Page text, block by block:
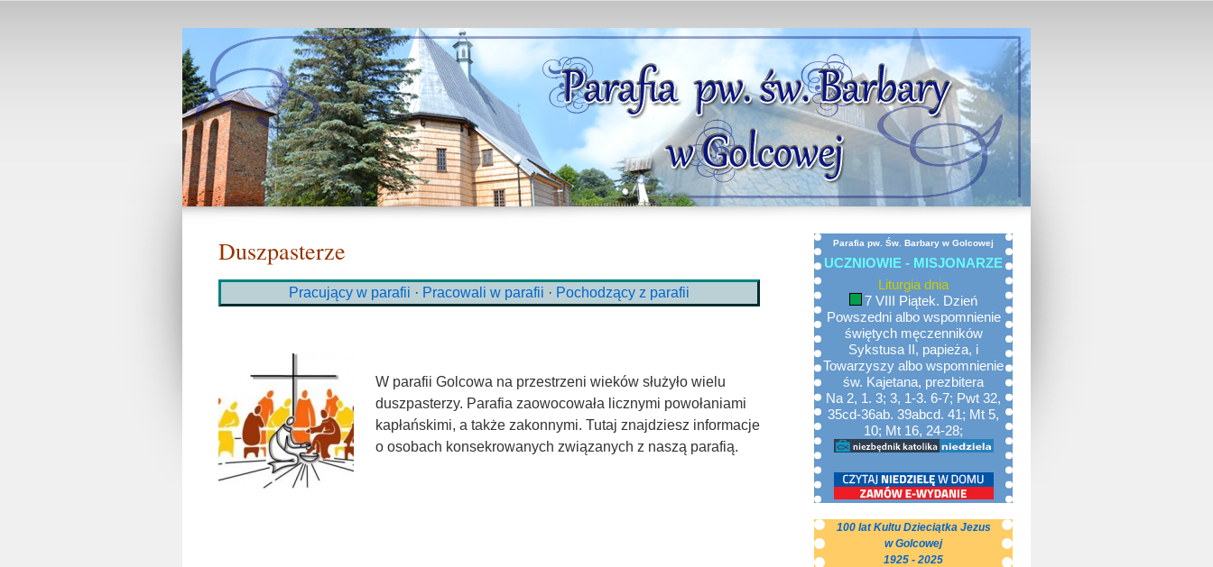
Duszpasterze
Pracujący w parafii · Pracowali w parafii · Pochodzący z parafii
W parafii Golcowa na przestrzeni wieków służyło wielu
duszpasterzy. Parafia zaowocowała licznymi powołaniami
kapłańskimi, a także zakonnymi. Tutaj znajdziesz informacje
o osobach konsekrowanych związanych z naszą parafią.
Parafia pw. Św. Barbary w Golcowej
UCZNIOWIE - MISJONARZE
Liturgia dnia
7 VIII Piątek. Dzień
Powszedni albo wspomnienie
świętych męczenników
Sykstusa II, papieża, i
Towarzyszy albo wspomnienie
św. Kajetana, prezbitera
Na 2, 1. 3; 3, 1-3. 6-7; Pwt 32,
35cd-36ab. 39abcd. 41; Mt 5,
10; Mt 16, 24-28;
100 lat Kultu Dzieciątka Jezus
w Golcowej
1925 - 2025